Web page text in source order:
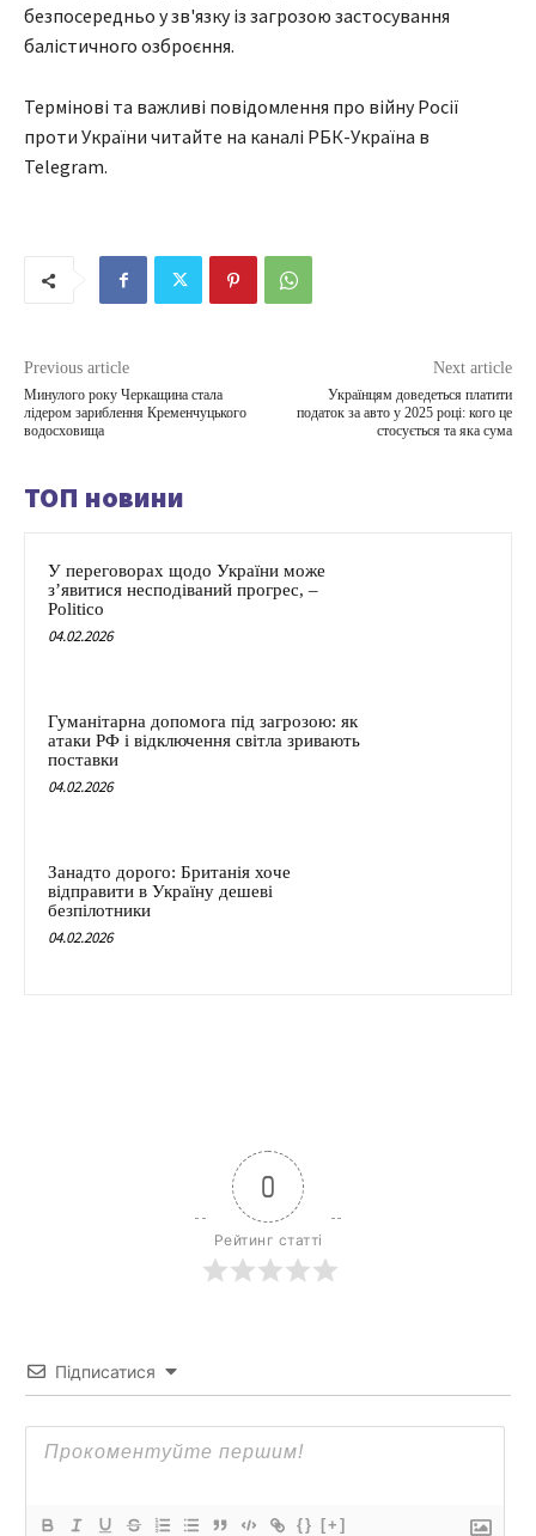
безпосередньо у зв'язку із загрозою застосування
балістичного озброєння.
Термінові та важливі повідомлення про війну Росії
проти України читайте на каналі РБК-Україна в
Telegram.
Previous article
Минулого року Черкащина стала
лідером зариблення Кременчуцького
водосховища
Next article
Українцям доведеться платити
податок за авто у 2025 році: кого це
стосується та яка сума
ТОП новини
У переговорах щодо України може
з’явитися несподіваний прогрес, –
Politico
04.02.2026
Гуманітарна допомога під загрозою: як
атаки РФ і відключення світла зривають
поставки
04.02.2026
Занадто дорого: Британія хоче
відправити в Україну дешеві
безпілотники
04.02.2026
0
Рейтинг статті
Підписатися
{} [+]